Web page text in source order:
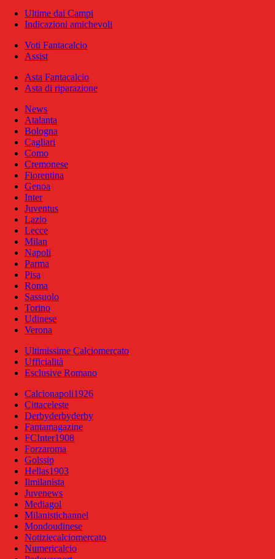
Ultime dai Campi
Indicazioni amichevoli
Voti Fantacalcio
Assist
Asta Fantacalcio
Asta di riparazione
News
Atalanta
Bologna
Cagliari
Como
Cremonese
Fiorentina
Genoa
Inter
Juventus
Lazio
Lecce
Milan
Napoli
Parma
Pisa
Roma
Sassuolo
Torino
Udinese
Verona
Ultimissime Calciomercato
Ufficialità
Esclusive Romano
Calcionapoli1926
Cittaceleste
Derbyderbyderby
Fantamagazine
FCInter1908
Forzaroma
Golssip
Hellas1903
Ilmilanista
Juvenews
Mediagol
Milanistichannel
Mondoudinese
Notiziecalciomercato
Numericalcio